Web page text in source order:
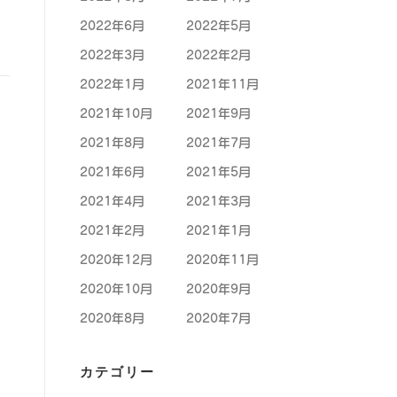
2022年6月 2022年5月
2022年3月 2022年2月
2022年1月 2021年11月
2021年10月 2021年9月
2021年8月 2021年7月
2021年6月 2021年5月
2021年4月 2021年3月
2021年2月 2021年1月
2020年12月 2020年11月
2020年10月 2020年9月
2020年8月 2020年7月
カテゴリー